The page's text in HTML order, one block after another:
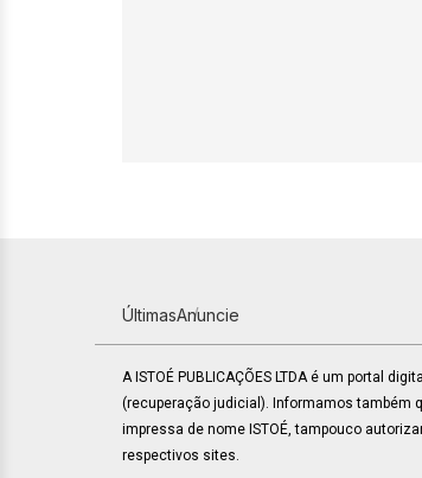
ÚltimasAnuncie
A ISTOÉ PUBLICAÇÕES LTDA é um portal
(recuperação judicial). Informamos também
impressa de nome ISTOÉ, tampouco
respectivos sites.